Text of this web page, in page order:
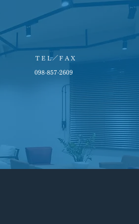
ＴＥＬ／ＦＡＸ
098-857-2609